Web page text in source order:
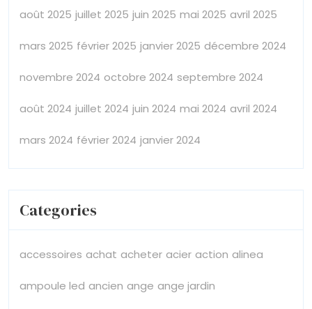
août 2025 juillet 2025 juin 2025 mai 2025 avril 2025
mars 2025 février 2025 janvier 2025 décembre 2024
novembre 2024 octobre 2024 septembre 2024
août 2024 juillet 2024 juin 2024 mai 2024 avril 2024
mars 2024 février 2024 janvier 2024
Categories
accessoires achat acheter acier action alinea
ampoule led ancien ange ange jardin